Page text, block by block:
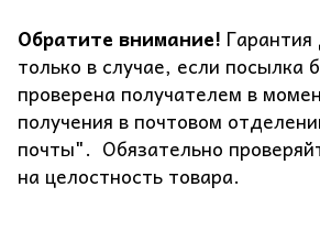
Обратите внимание!
только в случае, если посылка
проверена получателем в
получения в почтовом
почты". Обязательно
на целостность товара.